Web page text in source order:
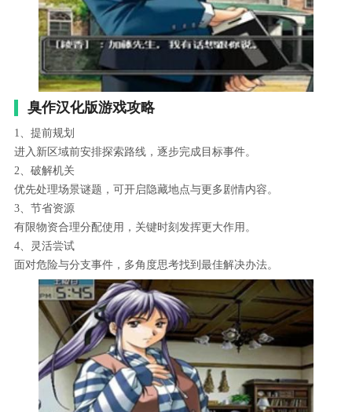
臭作汉化版游戏攻略
1、提前规划
进入新区域前安排探索路线，逐步完成目标事件。
2、破解机关
优先处理场景谜题，可开启隐藏地点与更多剧情内容。
3、节省资源
有限物资合理分配使用，关键时刻发挥更大作用。
4、灵活尝试
面对危险与分支事件，多角度思考找到最佳解决办法。